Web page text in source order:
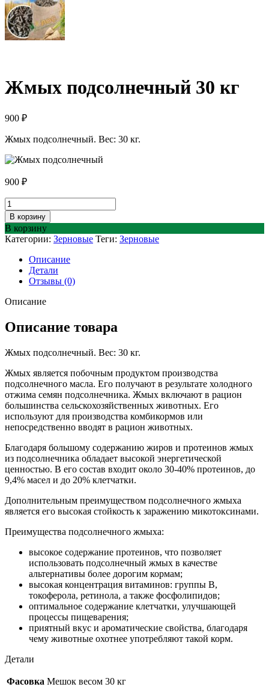
Жмых подсолнечный 30 кг
900 ₽
Жмых подсолнечный. Вес: 30 кг.
900 ₽
Количество
товара
Жмых
подсолнечный
30
В корзину
В корзину
Категории: Зерновые Теги: Зерновые
Описание
Детали
Отзывы (0)
Описание
Описание товара
Жмых подсолнечный. Вес: 30 кг.
Жмых является побочным продуктом производства
подсолнечного масла. Его получают в результате холодного
отжима семян подсолнечника. Жмых включают в рацион
большинства сельскохозяйственных животных. Его
используют для производства комбикормов или
непосредственно вводят в рацион животных.
Благодаря большому содержанию жиров и протеинов жмых
из подсолнечника обладает высокой энергетической
ценностью. В его состав входит около 30-40% протеинов, до
9,4% масел и до 20% клетчатки.
Дополнительным преимуществом подсолнечного жмыха
является его высокая стойкость к заражению микотоксинами.
Преимущества подсолнечного жмыха:
высокое содержание протеинов, что позволяет
использовать подсолнечный жмых в качестве
альтернативы более дорогим кормам;
высокая концентрация витаминов: группы В,
токоферола, ретинола, а также фосфолипидов;
оптимальное содержание клетчатки, улучшающей
процессы пищеварения;
приятный вкус и ароматические свойства, благодаря
чему животные охотнее употребляют такой корм.
Детали
Фасовка Мешок весом 30 кг